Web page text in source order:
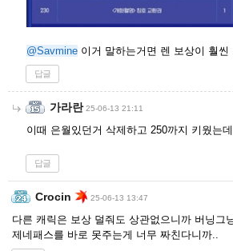
@Savmine 이거 말하는거면 렌 보상이 훨씬
답글
가라란 25-06-13 21:11
이때 은월있던거 삭제하고 250까지 키웠는
답글
Crocin 25-06-13 13:47
다른 캐릭은 보상 덜줘도 상관없으니까 버닝그
제네패스를 바로 못주는게 너무 짜친다니까..